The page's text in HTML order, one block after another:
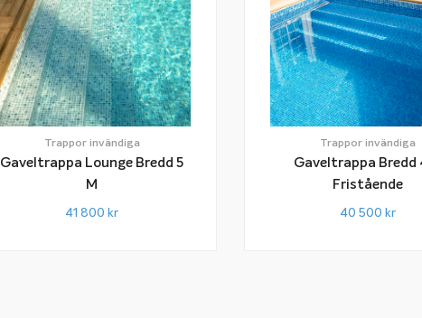
Trappor invändiga
Gaveltrappa Lounge Bredd 5
M
41 800 kr
Trappor invändiga
Gaveltrappa Bredd
Fristående
40 500 kr